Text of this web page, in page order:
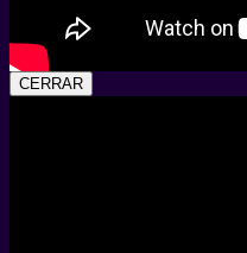
CERRAR